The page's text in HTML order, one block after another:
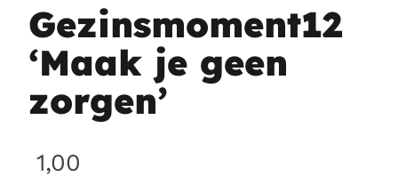
Gezinsmoment12
‘Maak je geen
zorgen’
1,00